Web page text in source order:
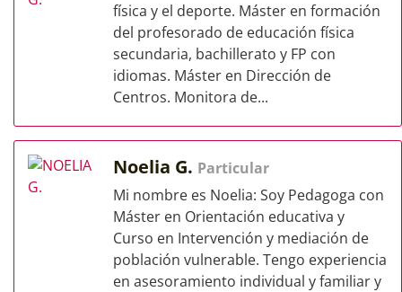
física y el deporte. Máster en formación
del profesorado de educación física
secundaria, bachillerato y FP con
idiomas. Máster en Dirección de
Centros. Monitora de...
Noelia G. Particular
Mi nombre es Noelia: Soy Pedagoga con
Máster en Orientación educativa y
Curso en Intervención y mediación de
población vulnerable. Tengo experiencia
en asesoramiento individual y familiar y